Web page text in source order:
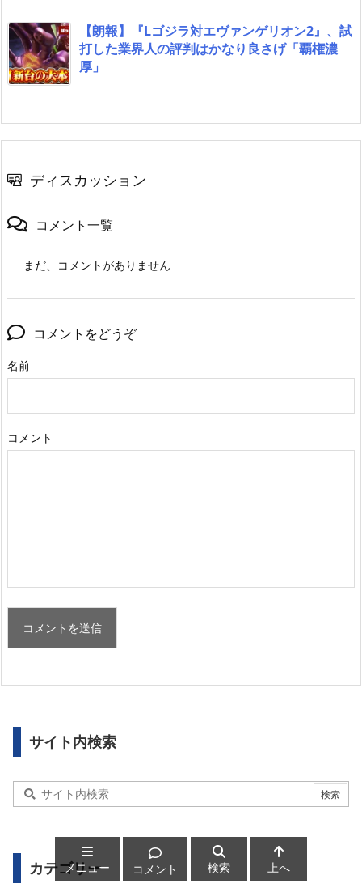
【朗報】『Lゴジラ対エヴァンゲリオン2』、試
打した業界人の評判はかなり良さげ「覇権濃
厚」
ディスカッション
コメント一覧
まだ、コメントがありません
コメントをどうぞ
名前
コメント
サイト内検索
カテゴリー
メニュー コメント 検索 上へ